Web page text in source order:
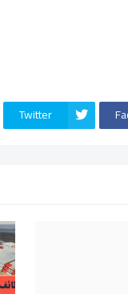
Twitter